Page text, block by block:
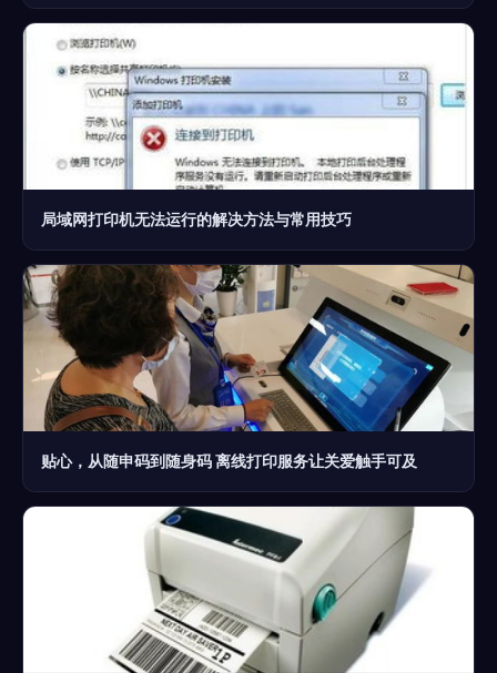
局域网打印机无法运行的解决方法与常用技巧
贴心，从随申码到随身码 离线打印服务让关爱触手可及